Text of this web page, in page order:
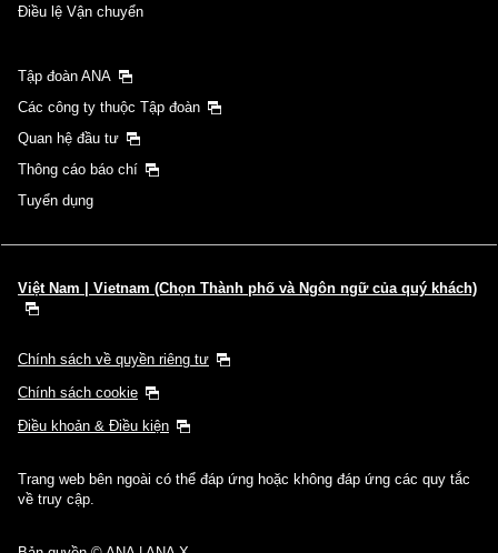
Điều lệ Vận chuyển
Tập đoàn ANA
Các công ty thuộc Tập đoàn
Quan hệ đầu tư
Thông cáo báo chí
Tuyển dụng
Việt Nam | Vietnam (Chọn Thành phố và Ngôn ngữ của quý khách)
Chính sách về quyền riêng tư
Chính sách cookie
Điều khoản & Điều kiện
Trang web bên ngoài có thể đáp ứng hoặc không đáp ứng các quy tắc
về truy cập.